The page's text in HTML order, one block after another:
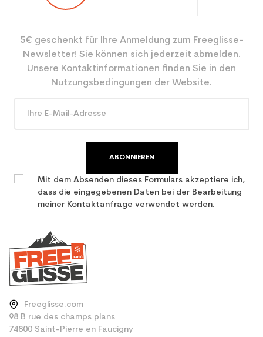
Farbe Schwarz
CO2-Einsparungen für
den Planeten (in kg)
3.9
5€ geschenkt für Ihre Anmeldung zum Freeglisse-
Newsletter! Sie können sich jederzeit abmelden.
Unsere Kontaktinformationen finden Sie in den
Nutzungsbedingungen der Website.
ABONNIEREN
Mit dem Absenden dieses Formulars akzeptiere ich,
dass die eingegebenen Daten bei der Bearbeitung
meiner Kontaktanfrage verwendet werden.
Freeglisse.com
98 B rue des champs plans
74800 Saint-Pierre en Faucigny